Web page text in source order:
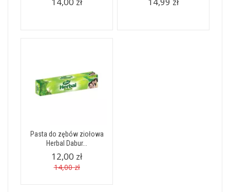
Pasta do zębów ziołowa
Herbal Dabur...
12,00 zł
14,00 zł